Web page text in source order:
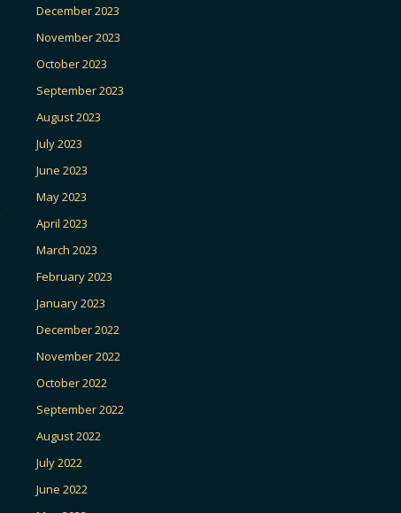
December 2023
November 2023
October 2023
September 2023
August 2023
July 2023
June 2023
May 2023
April 2023
March 2023
February 2023
January 2023
December 2022
November 2022
October 2022
September 2022
August 2022
July 2022
June 2022